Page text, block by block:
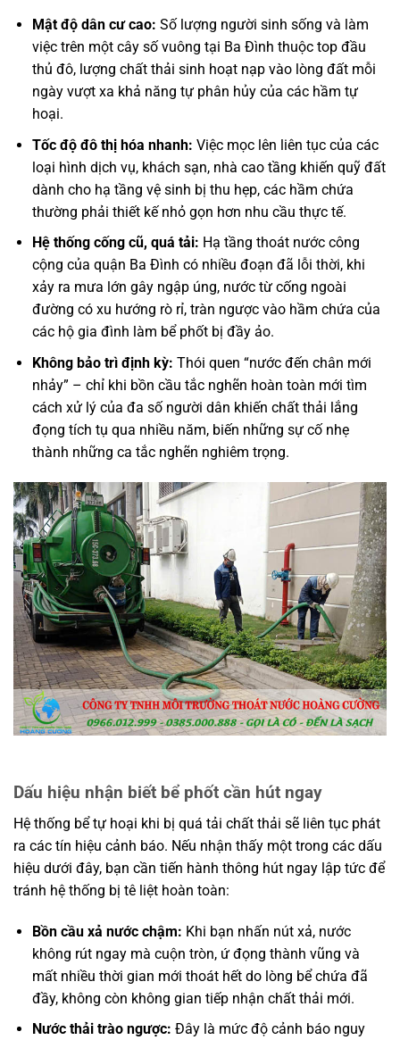
Mật độ dân cư cao: Số lượng người sinh sống và làm
việc trên một cây số vuông tại Ba Đình thuộc top đầu
thủ đô, lượng chất thải sinh hoạt nạp vào lòng đất mỗi
ngày vượt xa khả năng tự phân hủy của các hầm tự
hoại.
Tốc độ đô thị hóa nhanh: Việc mọc lên liên tục của các
loại hình dịch vụ, khách sạn, nhà cao tầng khiến quỹ đất
dành cho hạ tầng vệ sinh bị thu hẹp, các hầm chứa
thường phải thiết kế nhỏ gọn hơn nhu cầu thực tế.
Hệ thống cống cũ, quá tải: Hạ tầng thoát nước công
cộng của quận Ba Đình có nhiều đoạn đã lỗi thời, khi
xảy ra mưa lớn gây ngập úng, nước từ cống ngoài
đường có xu hướng rò rỉ, tràn ngược vào hầm chứa của
các hộ gia đình làm bể phốt bị đầy ảo.
Không bảo trì định kỳ: Thói quen “nước đến chân mới
nhảy” – chỉ khi bồn cầu tắc nghẽn hoàn toàn mới tìm
cách xử lý của đa số người dân khiến chất thải lắng
đọng tích tụ qua nhiều năm, biến những sự cố nhẹ
thành những ca tắc nghẽn nghiêm trọng.
Dấu hiệu nhận biết bể phốt cần hút ngay
Hệ thống bể tự hoại khi bị quá tải chất thải sẽ liên tục phát
ra các tín hiệu cảnh báo. Nếu nhận thấy một trong các dấu
hiệu dưới đây, bạn cần tiến hành thông hút ngay lập tức để
tránh hệ thống bị tê liệt hoàn toàn:
Bồn cầu xả nước chậm: Khi bạn nhấn nút xả, nước
không rút ngay mà cuộn tròn, ứ đọng thành vũng và
mất nhiều thời gian mới thoát hết do lòng bể chứa đã
đầy, không còn không gian tiếp nhận chất thải mới.
Nước thải trào ngược: Đây là mức độ cảnh báo nguy